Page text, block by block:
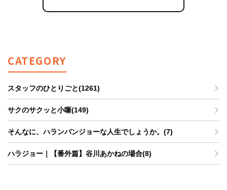
CATEGORY
スタッフのひとりごと(1261)
サクのサクッと小噺(149)
そんなに、ハランバンジョーな人生でしょうか。(7)
ハラジョー｜【番外篇】谷川あかねの場合(8)